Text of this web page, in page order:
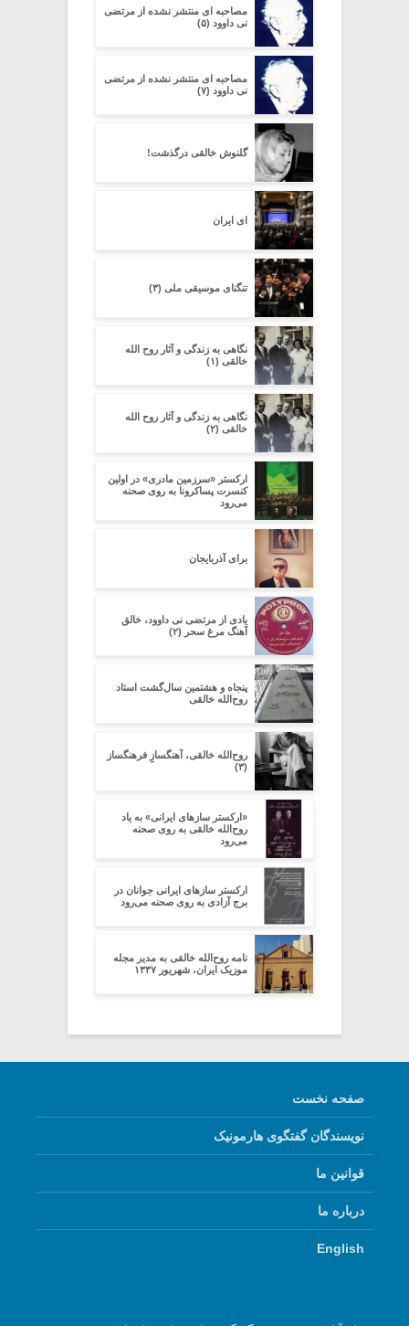
مصاحبه ای منتشر نشده از مرتضی
نی داوود (۵)
مصاحبه ای منتشر نشده از مرتضی
نی داوود (۷)
گلنوش خالقی درگذشت!
ای ایران
تنگنای موسیقی ملی (۳)
نگاهی به زندگی و آثار روح الله
خالقی (۱)
نگاهی به زندگی و آثار روح الله
خالقی (۲)
ارکستر «سرزمین مادری» در اولین
کنسرت پساکرونا به روی صحنه
می‌رود
برای آذربایجان
یادی از مرتضی نی داوود، خالق
آهنگ مرغ سحر (۲)
پنجاه و هشتمین سال‌گشت استاد
روح‌الله خالقی
روح‌الله خالقی، آهنگسازِِ فرهنگساز
(۳)
«ارکستر سازهای ایرانی» به یاد
روح‌الله خالقی به روی صحنه
می‌رود
ارکستر سازهای ایرانی جوانان در
برج آزادی به روی صحنه می‌رود
نامه روح‌الله خالقی به مدیر مجله
موزیک ایران، شهریور ۱۳۳۷
صفحه نخست
نویسندگان گفتگوی هارمونیک
قوانین ما
درباره ما
English